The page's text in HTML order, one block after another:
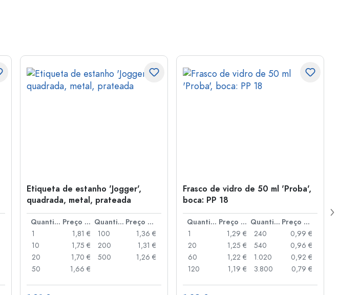
Etiqueta de estanho 'Jogger',
quadrada, metal, prateada
Quantidade Preço por peça Quantidade
Preço por peça
1
1,81 €
10
1,75 €
20
1,70 €
50
1,66 €
100
1,36 €
200
1,31 €
500
1,26 €
Frasco de vidro de 50 ml 'Proba',
boca: PP 18
Quantidade Preço por peça Quantidade
Preço por peça
1
1,29 €
20
1,25 €
60
1,22 €
120
1,19 €
240
0,99 €
540
0,96 €
1.020
0,92 €
3.800
0,79 €